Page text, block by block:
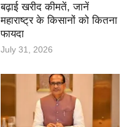
बढ़ाई खरीद कीमतें, जानें
महाराष्ट्र के किसानों को कितना
फायदा
July 31, 2026